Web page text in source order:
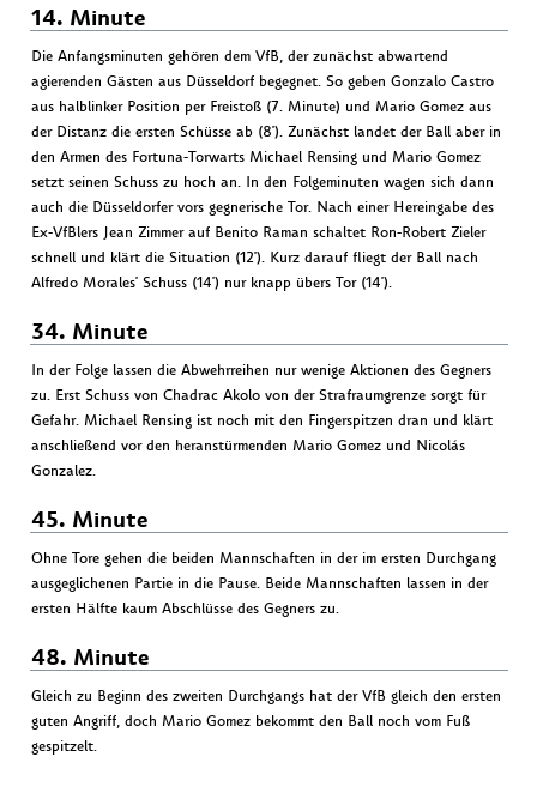
14. Minute
Die Anfangsminuten gehören dem VfB, der zunächst abwartend
agierenden Gästen aus Düsseldorf begegnet. So geben Gonzalo Castro
aus halblinker Position per Freistoß (7. Minute) und Mario Gomez aus
der Distanz die ersten Schüsse ab (8'). Zunächst landet der Ball aber in
den Armen des Fortuna-Torwarts Michael Rensing und Mario Gomez
setzt seinen Schuss zu hoch an. In den Folgeminuten wagen sich dann
auch die Düsseldorfer vors gegnerische Tor. Nach einer Hereingabe des
Ex-VfBlers Jean Zimmer auf Benito Raman schaltet Ron-Robert Zieler
schnell und klärt die Situation (12'). Kurz darauf fliegt der Ball nach
Alfredo Morales' Schuss (14') nur knapp übers Tor (14').
34. Minute
In der Folge lassen die Abwehrreihen nur wenige Aktionen des Gegners
zu. Erst Schuss von Chadrac Akolo von der Strafraumgrenze sorgt für
Gefahr. Michael Rensing ist noch mit den Fingerspitzen dran und klärt
anschließend vor den heranstürmenden Mario Gomez und Nicolás
Gonzalez.
45. Minute
Ohne Tore gehen die beiden Mannschaften in der im ersten Durchgang
ausgeglichenen Partie in die Pause. Beide Mannschaften lassen in der
ersten Hälfte kaum Abschlüsse des Gegners zu.
48. Minute
Gleich zu Beginn des zweiten Durchgangs hat der VfB gleich den ersten
guten Angriff, doch Mario Gomez bekommt den Ball noch vom Fuß
gespitzelt.